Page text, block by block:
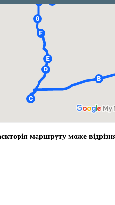
маршруту може